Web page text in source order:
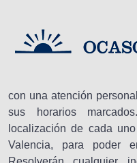
con una atención
sus horarios
localización de cada
Valencia, para poder